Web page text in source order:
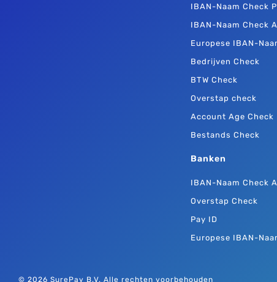
IBAN-Naam Check
IBAN-Naam Check
Europese IBAN-
Bedrijven Check
BTW Check
Overstap check
Account Age Check
Bestands Check
Banken
IBAN-Naam Check
Overstap Check
Pay ID
Europese IBAN-
© 2026 SurePay B.V. Alle rechten voorbehouden